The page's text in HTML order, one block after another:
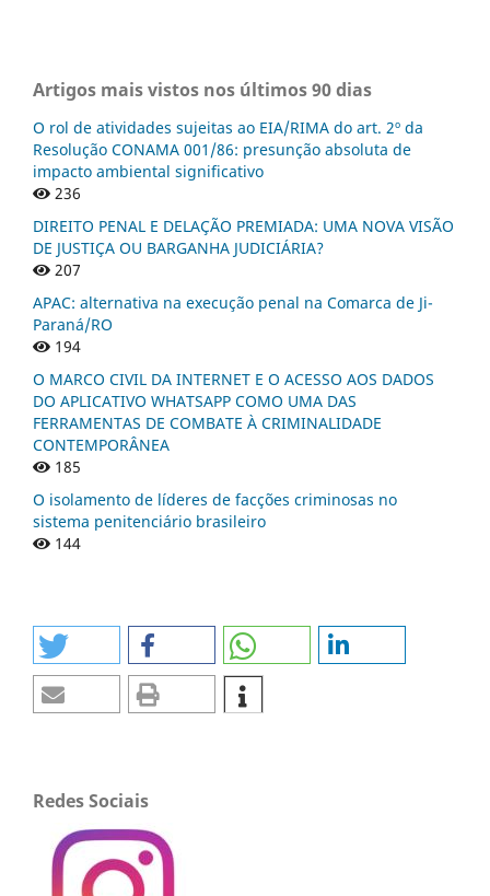
Artigos mais vistos nos últimos 90 dias
O rol de atividades sujeitas ao EIA/RIMA do art. 2º da
Resolução CONAMA 001/86: presunção absoluta de
impacto ambiental significativo
236
DIREITO PENAL E DELAÇÃO PREMIADA: UMA NOVA VISÃO
DE JUSTIÇA OU BARGANHA JUDICIÁRIA?
207
APAC: alternativa na execução penal na Comarca de Ji-
Paraná/RO
194
O MARCO CIVIL DA INTERNET E O ACESSO AOS DADOS
DO APLICATIVO WHATSAPP COMO UMA DAS
FERRAMENTAS DE COMBATE À CRIMINALIDADE
CONTEMPORÂNEA
185
O isolamento de líderes de facções criminosas no
sistema penitenciário brasileiro
144
Redes Sociais